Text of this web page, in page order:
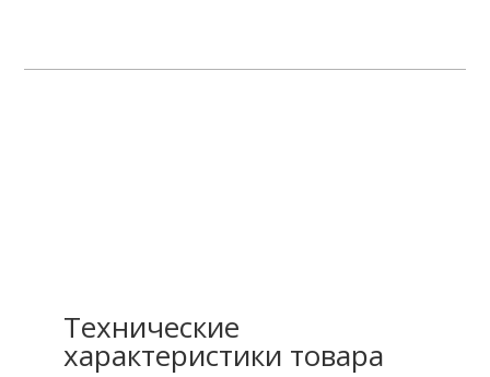
Технические
характеристики товара